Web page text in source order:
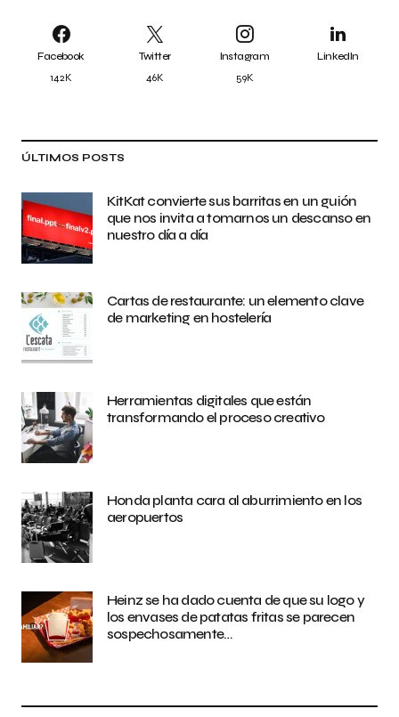
Facebook
142K
Twitter
46K
Instagram
59K
LinkedIn
ÚLTIMOS POSTS
KitKat convierte sus barritas en un guión
que nos invita a tomarnos un descanso en
nuestro día a día
Cartas de restaurante: un elemento clave
de marketing en hostelería
Herramientas digitales que están
transformando el proceso creativo
Honda planta cara al aburrimiento en los
aeropuertos
Heinz se ha dado cuenta de que su logo y
los envases de patatas fritas se parecen
sospechosamente…